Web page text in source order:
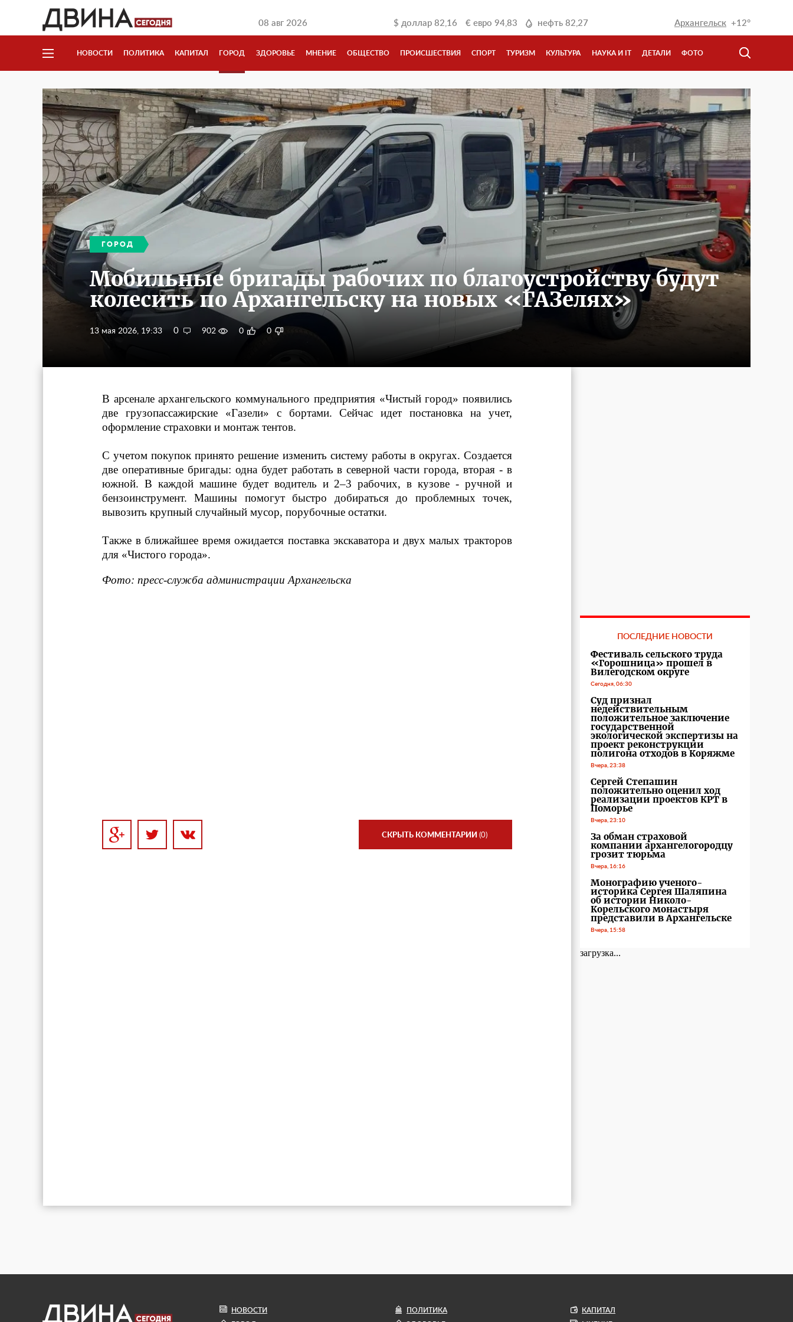
08 авг 2026 $ доллар 82,16 € евро 94,83 нефть 82,27 Архангельск +12°
НОВОСТИ ПОЛИТИКА КАПИТАЛ ГОРОД ЗДОРОВЬЕ МНЕНИЕ ОБЩЕСТВО ПРОИСШЕСТВИЯ СПОРТ ТУРИЗМ КУЛЬТУРА НАУКА И IT ДЕТАЛИ ФОТО
ГОРОД
Мобильные бригады рабочих по благоустройству будут
колесить по Архангельску на новых «ГАЗелях»
13 мая 2026, 19:33 0 902 0 0
В арсенале архангельского коммунального предприятия «Чистый город» появились
две грузопассажирские «Газели» с бортами. Сейчас идет постановка на учет,
оформление страховки и монтаж тентов.
С учетом покупок принято решение изменить систему работы в округах. Создается
две оперативные бригады: одна будет работать в северной части города, вторая - в
южной. В каждой машине будет водитель и 2–3 рабочих, в кузове - ручной и
бензоинструмент. Машины помогут быстро добираться до проблемных точек,
вывозить крупный случайный мусор, порубочные остатки.
Также в ближайшее время ожидается поставка экскаватора и двух малых тракторов
для «Чистого города».
Фото: пресс-служба администрации Архангельска
СКРЫТЬ КОММЕНТАРИИ (0)
ПОСЛЕДНИЕ НОВОСТИ
Фестиваль сельского труда
«Горошница» прошел в
Вилегодском округе
Сегодня, 06:30
Суд признал
недействительным
положительное заключение
государственной
экологической экспертизы на
проект реконструкции
полигона отходов в Коряжме
Вчера, 23:38
Сергей Степашин
положительно оценил ход
реализации проектов КРТ в
Поморье
Вчера, 23:10
За обман страховой
компании архангелогородцу
грозит тюрьма
Вчера, 16:16
Монографию ученого-
историка Сергея Шаляпина
об истории Николо-
Корельского монастыря
представили в Архангельске
Вчера, 15:58
загрузка...
НОВОСТИ ПОЛИТИКА
КАПИТАЛ